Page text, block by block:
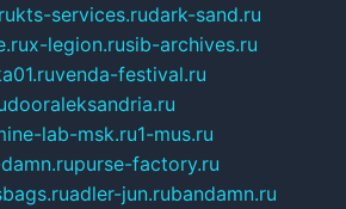
kts-services.rudark-sand.ru
x-legion.rusib-archives.ru
venda-festival.ru
dooraleksandria.ru
lab-msk.ru1-mus.ru
purse-factory.ru
adler-jun.rubandamn.ru